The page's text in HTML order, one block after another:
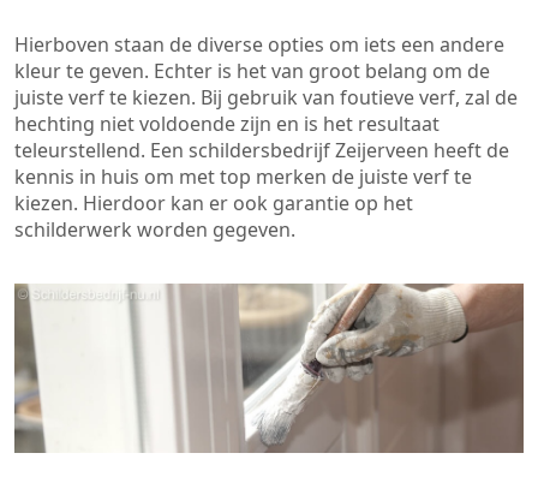
Hierboven staan de diverse opties om iets een andere
kleur te geven. Echter is het van groot belang om de
juiste verf te kiezen. Bij gebruik van foutieve verf, zal de
hechting niet voldoende zijn en is het resultaat
teleurstellend. Een schildersbedrijf Zeijerveen heeft de
kennis in huis om met top merken de juiste verf te
kiezen. Hierdoor kan er ook garantie op het
schilderwerk worden gegeven.